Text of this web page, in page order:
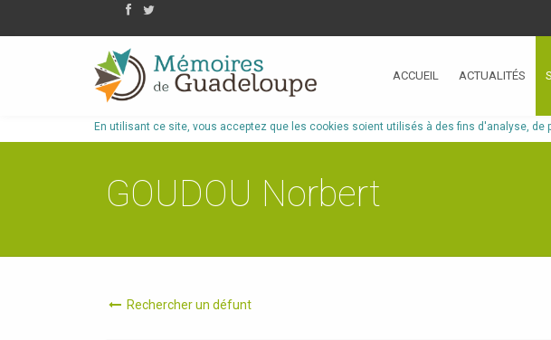
ACCUEIL ACTUALITÉS
En utilisant ce site, vous acceptez que les cookies soient utilisés à des fins d'analyse, de
GOUDOU Norbert
Rechercher un défunt